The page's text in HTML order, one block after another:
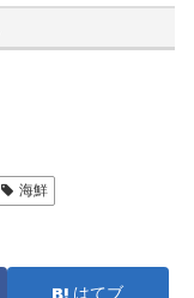
海鮮
はてブ